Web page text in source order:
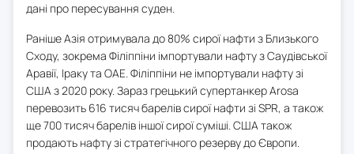
дані про пересування суден.
Раніше Азія отримувала до 80% сирої нафти з Близького
Сходу, зокрема Філіппіни імпортували нафту з Саудівської
Аравії, Іраку та ОАЕ. Філіппіни не імпортували нафту зі
США з 2020 року. Зараз грецький супертанкер Arosa
перевозить 616 тисяч барелів сирої нафти зі SPR, а також
ще 700 тисяч барелів іншої сирої суміші. США також
продають нафту зі стратегічного резерву до Європи.